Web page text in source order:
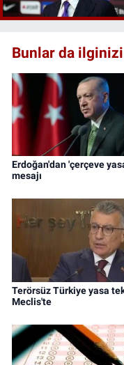
Bunlar da
Erdoğan'dan 'çerçeve
mesajı
Terörsüz Türkiye yasa
Meclis'te